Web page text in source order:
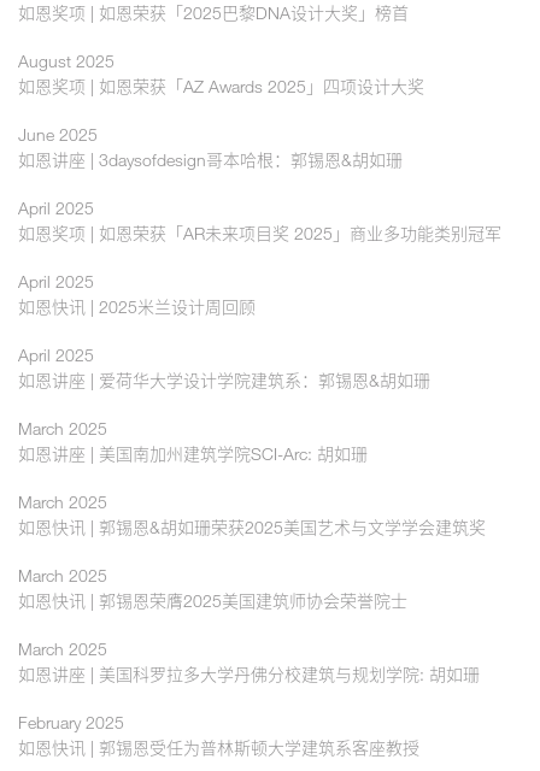
如恩奖项 | 如恩荣获「2025巴黎DNA设计大奖」榜首
August 2025
如恩奖项 | 如恩荣获「AZ Awards 2025」四项设计大奖
June 2025
如恩讲座 | 3daysofdesign哥本哈根：郭锡恩&胡如珊
April 2025
如恩奖项 | 如恩荣获「AR未来项目奖 2025」商业多功能类别冠军
April 2025
如恩快讯 | 2025米兰设计周回顾
April 2025
如恩讲座 | 爱荷华大学设计学院建筑系：郭锡恩&胡如珊
March 2025
如恩讲座 | 美国南加州建筑学院SCI-Arc: 胡如珊
March 2025
如恩快讯 | 郭锡恩&胡如珊荣获2025美国艺术与文学学会建筑奖
March 2025
如恩快讯 | 郭锡恩荣膺2025美国建筑师协会荣誉院士
March 2025
如恩讲座 | 美国科罗拉多大学丹佛分校建筑与规划学院: 胡如珊
February 2025
如恩快讯 | 郭锡恩受任为普林斯顿大学建筑系客座教授